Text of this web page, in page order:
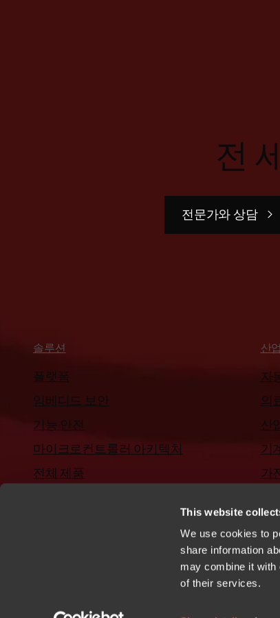
This website
We use cookies to
share information
may combine it with
of their services.
전
전문가와 상담
솔루션
플랫폼
임베디드 보안
기능 안전
마이크로컨트롤러 아키텍처
전체 제품
산
자
의
산
기
가